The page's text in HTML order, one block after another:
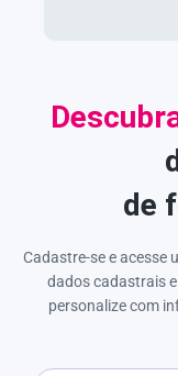
de
Cadastre-se e acesse
dados cadastrais
personalize com